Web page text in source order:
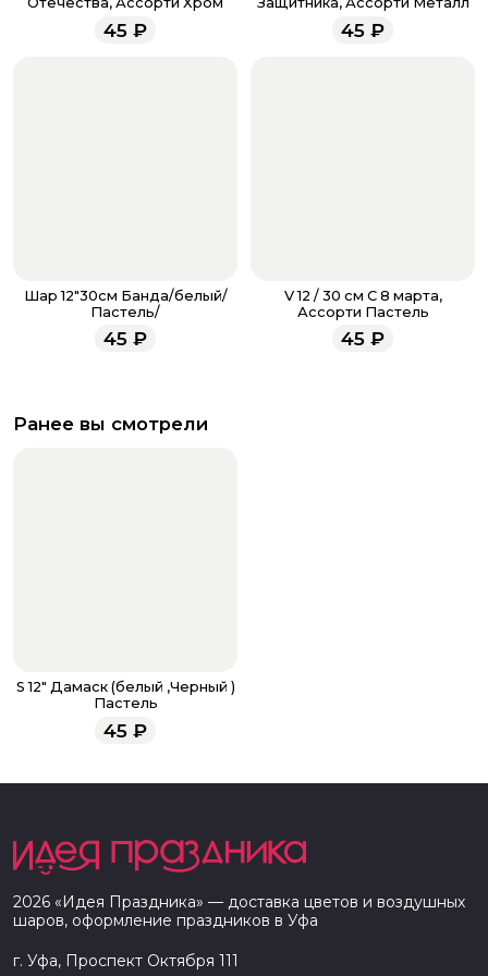
менеджеры работают ежедневно с 9.00 до 23.00 и
всегда рады проконсультировать вас.
45 ₽ 45 ₽
Шар 12"30см Банда/белый/
Пастель/
45 ₽
V 12 / 30 см С 8 марта,
Ассорти Пастель
45 ₽
Ранее вы смотрели
S 12" Дамаск (белый ,Черный )
Пастель
45 ₽
2026 «Идея Праздника» — доставка цветов и воздушных
шаров, оформление праздников в Уфа
г. Уфа, Проспект Октября 111